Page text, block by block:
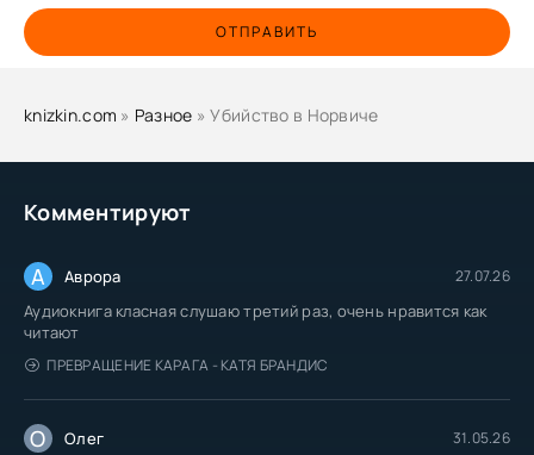
Комментируют
А Аврора 27.07.26
Аудиокнига класная слушаю третий раз, очень нравится как
читают
ПРЕВРАЩЕНИЕ КАРАГА - КАТЯ БРАНДИС
О Олег 31.05.26
ОТПРАВИТЬ
knizkin.com » Разное » Убийство в Норвиче